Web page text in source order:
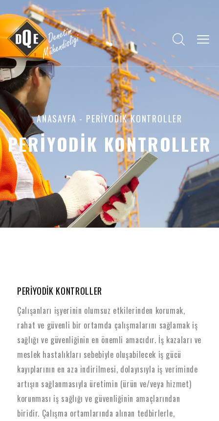
ANASAYFA - PERIYODIK KONTROLLER
PERIYODIK KONTROLLER
PERİYODİK KONTROLLER
Çalışanları işyerinin olumsuz etkilerinden korumak,
rahat ve güvenli bir ortamda çalışmalarını sağlamak iş
sağlığı ve güvenliğinin en önemli amacıdır. İş kazaları ve
meslek hastalıkları sebebiyle oluşabilecek iş gücü
kayıplarının en aza indirilmesi, dolayısıyla iş veriminde
artışın sağlanmasıyla üretimin (ürün ve/veya hizmet)
korunması iş sağlığı ve güvenliğinin amaçlarından
biridir. Çalışma ortamlarında alınan tedbirlerle,